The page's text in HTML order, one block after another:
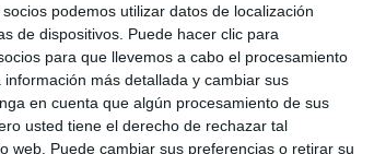
podemos utilizar datos de localización
de dispositivos. Puede hacer clic para
para que llevemos a cabo el procesamiento
más detallada y cambiar sus
en cuenta que algún procesamiento de sus
usted tiene el derecho de rechazar tal
web. Puede cambiar sus preferencias o retirar su
públicos, es
los sectores más